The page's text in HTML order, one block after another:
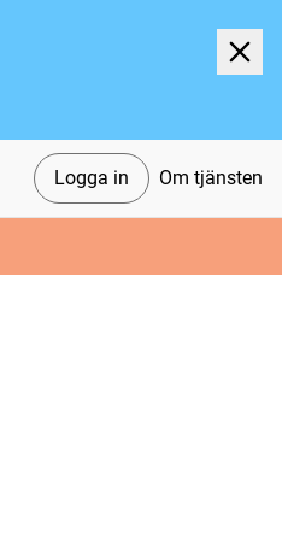
Logga in Om tjänsten